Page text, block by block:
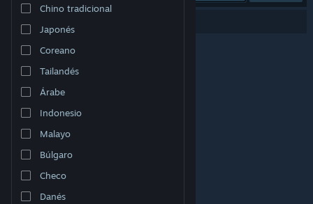
Cambiar idioma
Descargar Steam Mobile
Ver versión clásica
Chino tradicional
Japonés
Coreano
Tailandés
Árabe
Indonesio
Malayo
Búlgaro
Checo
Danés